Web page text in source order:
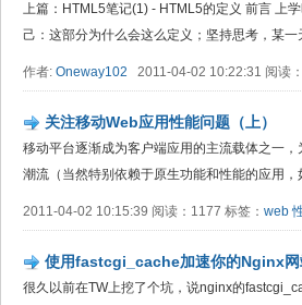
上篇：HTML5笔记(1) - HTML5的定义 前言 上
己：这部分为什么会这么定义；坚持思考，某一
作者: Oneway102 2011-04-02 10:22:31 阅读
关注移动Web应用性能问题（上）
移动平台逐渐成为客户端应用的主流载体之一
潮流（当然特别依赖于原生功能和性能的应用，
2011-04-02 10:15:39 阅读：1177 标签： web
使用fastcgi_cache加速你的Nginx网
很久以前在TW上挖了个坑，说nginx的